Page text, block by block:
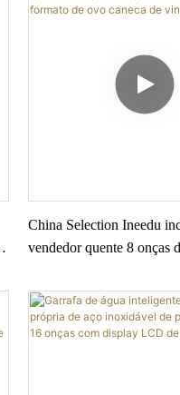
China Selection Ineedu
vendedor quente 8 onças
caneca de vinho1